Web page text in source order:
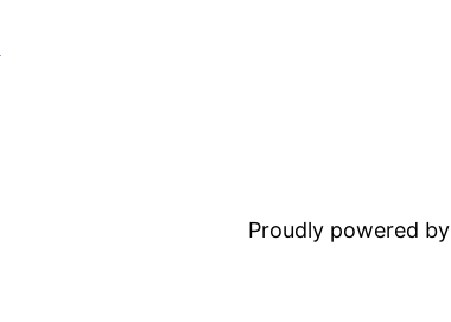
Proudly powered by